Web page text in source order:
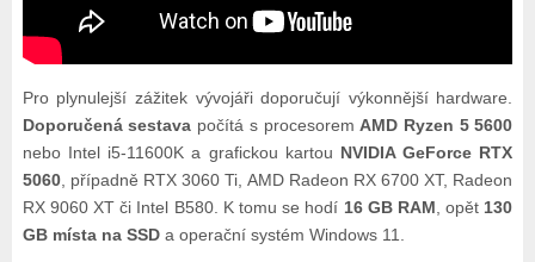
Pro plynulejší zážitek vývojáři doporučují výkonnější hardware.
Doporučená sestava počítá s procesorem AMD Ryzen 5 5600
nebo Intel i5-11600K a grafickou kartou NVIDIA GeForce RTX
5060, případně RTX 3060 Ti, AMD Radeon RX 6700 XT, Radeon
RX 9060 XT či Intel B580. K tomu se hodí 16 GB RAM , opět 130
GB místa na SSDa operační systém Windows 11.